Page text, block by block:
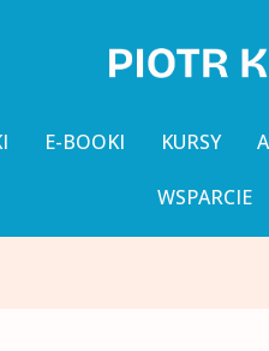
E-BOOKI KURSY
WSPARCIE